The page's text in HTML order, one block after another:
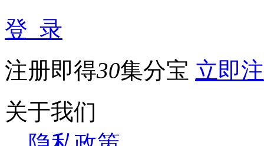
登 录
注册即得30集分宝 立即
关于我们